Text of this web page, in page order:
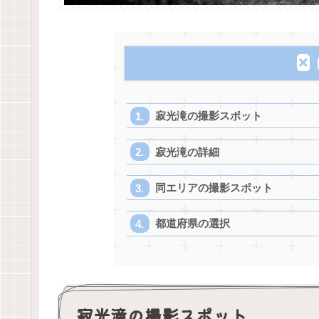
寂光滝の撮影スポット
寂光滝の詳細
同エリアの撮影スポット
都道府県の選択